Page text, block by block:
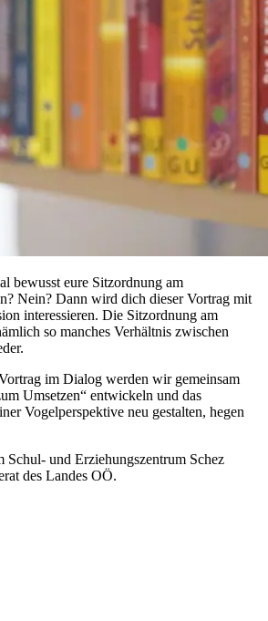
bewusst eure Sitzordnung am
Nein? Dann wird dich dieser Vortrag mit
interessieren. Die Sitzordnung am
so manches Verhältnis zwischen
im Dialog werden wir gemeinsam
Umsetzen“ entwickeln und das
Vogelperspektive neu gestalten, hegen
und Erziehungszentrum Schez
des Landes OÖ.